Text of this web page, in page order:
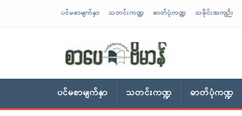
ပင်မစာမျက်နှာ သတင်းကဏ္ဍ ဓာတ်ပုံကဏ္ဍ သမိုင်းအကျဉ်း
ပင်မစာမျက်နှာ သတင်းကဏ္ဍ ဓာတ်ပုံကဏ္ဍ